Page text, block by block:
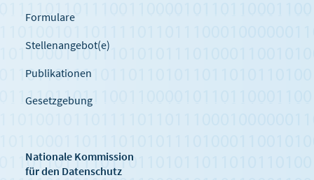
Formulare
Stellenangebot(e)
Publikationen
Gesetzgebung
Nationale Kommission
für den Datenschutz